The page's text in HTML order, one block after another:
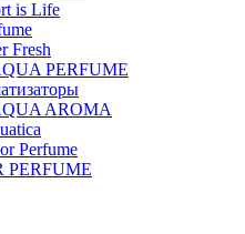
is Life
Fresh
PERFUME
AROMA
Perfume
PERFUME